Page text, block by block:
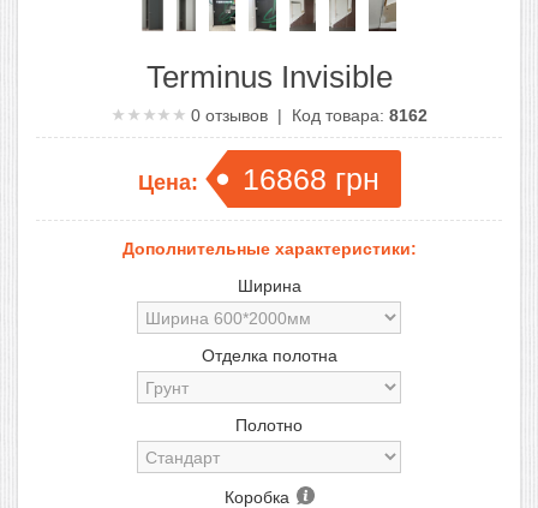
Terminus Invisible
0отзывов | Код товара: 8162
Цена: 16868 грн
Дополнительные характеристики:
Ширина
Отделка полотна
Полотно
Коробка